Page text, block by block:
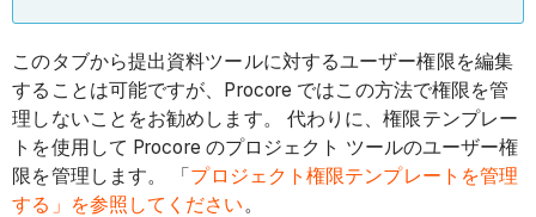
このタブから提出資料ツールに対するユーザー権限を編集
することは可能ですが、Procore ではこの方法で権限を管
理しないことをお勧めします。 代わりに、権限テンプレー
トを使用して Procore のプロジェクト ツールのユーザー権
限を管理します。 「プロジェクト権限テンプレートを管理
する」を参照してください 。